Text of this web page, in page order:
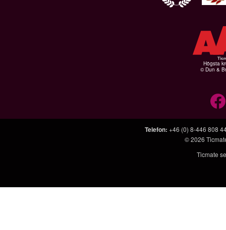
Högsta
© Dun &
Telefon: +46 (0) 8-446 808
© 2026
Ticmate